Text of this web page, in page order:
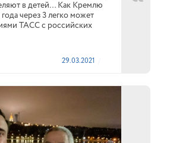
в детей… Как Кремлю
года через 3 легко может
ТАСС с российских
29.03.2021